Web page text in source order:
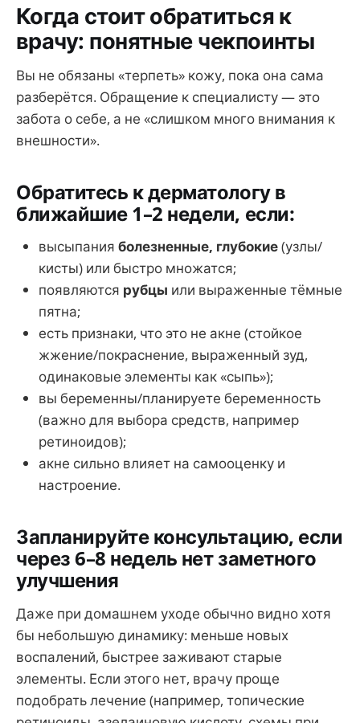
Когда стоит обратиться к
врачу: понятные чекпоинты
Вы не обязаны «терпеть» кожу, пока она сама
разберётся. Обращение к специалисту — это
забота о себе, а не «слишком много внимания к
внешности».
Обратитесь к дерматологу в
ближайшие 1–2 недели, если:
высыпания болезненные, глубокие(узлы/
кисты) или быстро множатся;
появляются рубцы или выраженные тёмные
пятна;
есть признаки, что это не акне (стойкое
жжение/покраснение, выраженный зуд,
одинаковые элементы как «сыпь»);
вы беременны/планируете беременность
(важно для выбора средств, например
ретиноидов);
акне сильно влияет на самооценку и
настроение.
Запланируйте консультацию, если
через 6–8 недель нет заметного
улучшения
Даже при домашнем уходе обычно видно хотя
бы небольшую динамику: меньше новых
воспалений, быстрее заживают старые
элементы. Если этого нет, врачу проще
подобрать лечение (например, топические